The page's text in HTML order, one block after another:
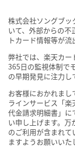
株式会社ソングブ
いて、外部からの不
トカード情報等が
弊社では、楽天カー
365日の監視体制で
の早期発見に注力し
お客様におかれま
ラインサービス「
代金請求明細書」
い申し上げます。
のご利用が含まれ
ますようお願いいた